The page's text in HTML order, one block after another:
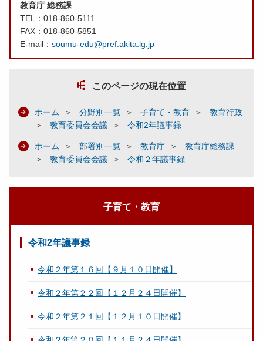
教育庁 総務課
TEL：018-860-5111
FAX：018-860-5851
E-mail： soumu-edu@pref.akita.lg.jp
このページの現在位置
ホーム 分野別一覧 子育て・教育
教育行政
教育委員会会議
令和2年議事録
ホーム 部署別一覧 教育庁
教育庁総務課
教育委員会会議
令和２年議事録
子育て・教育
令和2年議事録
令和２年第１６回【９月１０日開催】
令和２年第２２回【１２月２４日開催】
令和２年第２１回【１２月１０日開催】